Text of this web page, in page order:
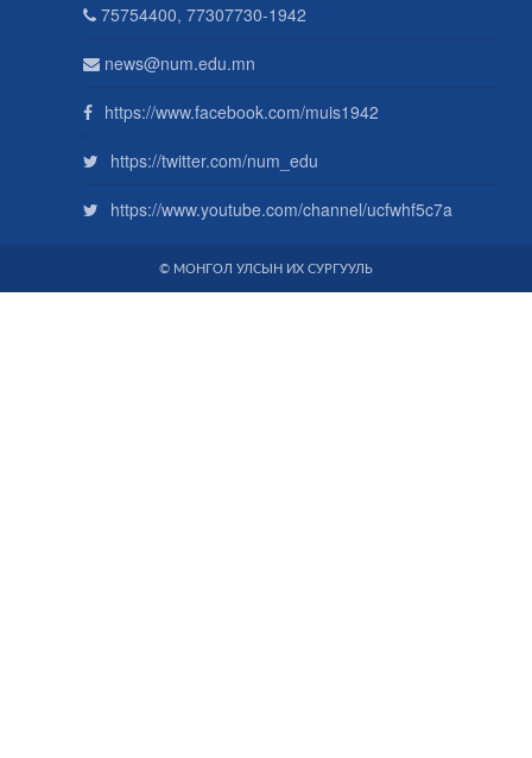
75754400, 77307730-1942
news@num.edu.mn
https://www.facebook.com/muis1942
https://twitter.com/num_edu
https://www.youtube.com/channel/ucfwhf5c7a
© МОНГОЛ УЛСЫН ИХ СУРГУУЛЬ